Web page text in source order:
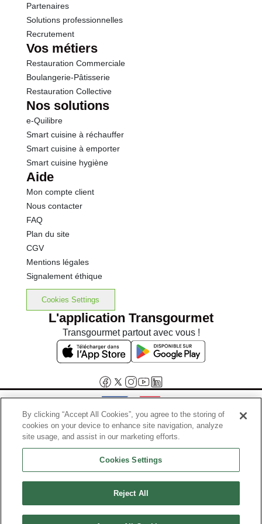
Partenaires
Solutions professionnelles
Recrutement
Vos métiers
Restauration Commerciale
Boulangerie-Pâtisserie
Restauration Collective
Nos solutions
e-Quilibre
Smart cuisine à réchauffer
Smart cuisine à emporter
Smart cuisine hygiène
Aide
Mon compte client
Nous contacter
FAQ
Plan du site
CGV
Mentions légales
Signalement éthique
Cookies Settings
L'application Transgourmet
Transgourmet partout avec vous !
Interdiction de vente de boissons alcooliques aux mineurs de
moins de 18 ans
La preuve de majorité de l'acheteur est exigée au moment de la vente
Code de la santé publique, Aar.l.3342-1 et l.3353-3
By clicking “Accept All Cookies”, you agree to the storing of
cookies on your device to enhance site navigation, analyze
site usage, and assist in our marketing efforts.
Cookies Settings
Reject All